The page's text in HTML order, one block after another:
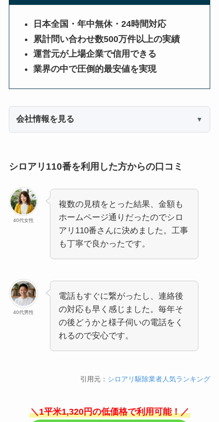
日本全国・年中無休・24時間対応
累計問い合わせ数500万件以上の実績
運営元が上場企業で信用できる
業界の中で圧倒的最安値を実現
会社情報を見る
シロアリ110番を利用した方からの口コミ
40代女性
複数の見積をとった結果、金額も
ホームページ通りだったのでシロ
アリ110番さんに決めました。工事
も丁寧で良かったです。
40代男性
電話もすぐに繋がったし、連絡後
の対応も早く感じました。毎年そ
の後どうかと様子伺いの電話をく
れるので安心です。
引用元： シロアリ駆除業者人気ランキング
＼1平米1,320円の低価格で利用可能！／